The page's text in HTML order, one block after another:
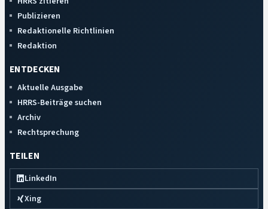
Publizieren
Redaktionelle Richtlinien
Redaktion
ENTDECKEN
Aktuelle Ausgabe
HRRS-Beiträge suchen
Archiv
Rechtsprechung
TEILEN
LinkedIn
Xing